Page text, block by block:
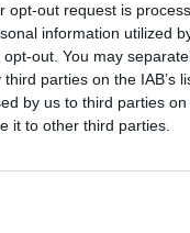
opt-out request is
information utilized
out. You may
parties on the IAB’s
by us to third parties on
it to other third parties.